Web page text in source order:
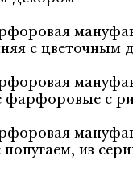
с цветочным
с
из